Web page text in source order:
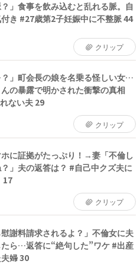
？」食事を飲み込むと乱れる脈。自
き #27歳第2子妊娠中に不整脈 44
クリップ
？」町会長の娘を名乗る怪しい女…
の暴露で明かされた衝撃の真相
ない夫 29
クリップ
に証拠がたっぷり！→妻「不倫し
」夫の返答は？ #自己中クズ夫に
17
クリップ
慰謝料請求されるよ？」不倫女に夫
ら…返答に“絶句した”ワケ #出産
婦 30